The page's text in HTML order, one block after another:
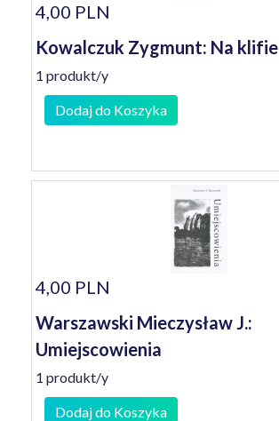
4,00 PLN
Kowalczuk Zygmunt: Na klifie
1 produkt/y
Dodaj do Koszyka
4,00 PLN
Warszawski Mieczysław J.:
Umiejscowienia
1 produkt/y
Dodaj do Koszyka